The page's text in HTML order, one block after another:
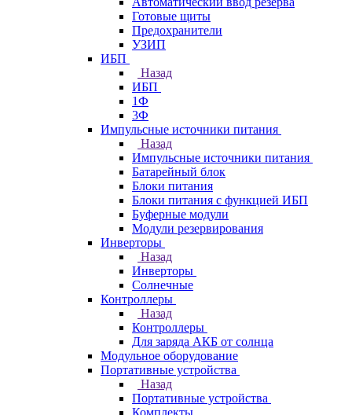
Готовые щиты
Предохранители
УЗИП
ИБП
Назад
ИБП
1Ф
3Ф
Импульсные источники питания
Назад
Импульсные источники питания
Батарейный блок
Блоки питания
Блоки питания с функцией ИБП
Буферные модули
Модули резервирования
Инверторы
Назад
Инверторы
Солнечные
Контроллеры
Назад
Контроллеры
Для заряда АКБ от солнца
Модульное оборудование
Портативные устройства
Назад
Портативные устройства
Комплекты